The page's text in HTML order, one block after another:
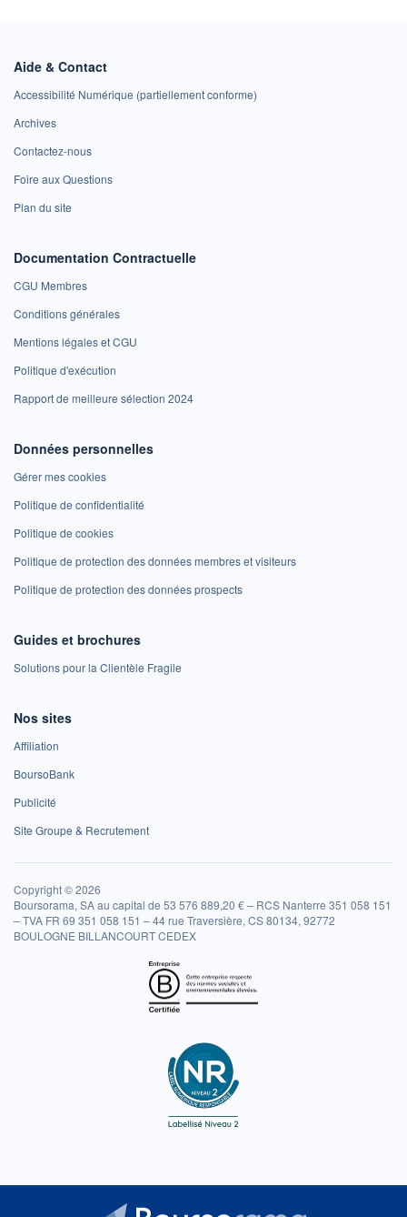
Aide & Contact
Accessibilité Numérique (partiellement conforme)
Archives
Contactez-nous
Foire aux Questions
Plan du site
Documentation Contractuelle
CGU Membres
Conditions générales
Mentions légales et CGU
Politique d'exécution
Rapport de meilleure sélection 2024
Données personnelles
Gérer mes cookies
Politique de confidentialité
Politique de cookies
Politique de protection des données membres et visiteurs
Politique de protection des données prospects
Guides et brochures
Solutions pour la Clientèle Fragile
Nos sites
Affiliation
BoursoBank
Publicité
Site Groupe & Recrutement
Copyright © 2026
Boursorama, SA au capital de 53 576 889,20 € – RCS Nanterre 351 058 151
– TVA FR 69 351 058 151 – 44 rue Traversière, CS 80134, 92772
BOULOGNE BILLANCOURT CEDEX